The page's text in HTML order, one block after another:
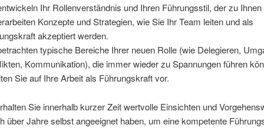
Ihr Rollenverständnis und Ihren Führungsstil, der zu
Konzepte und Strategien, wie Sie Ihr Team leiten und als
akzeptiert werden.
typische Bereiche Ihrer neuen Rolle (wie Delegieren,
Kommunikation), die immer wieder zu Spannungen führen
Sie auf Ihre Arbeit als Führungskraft vor.
Sie innerhalb kurzer Zeit wertvolle Einsichten und
über Jahre selbst angeeignet haben, um eine kompetente